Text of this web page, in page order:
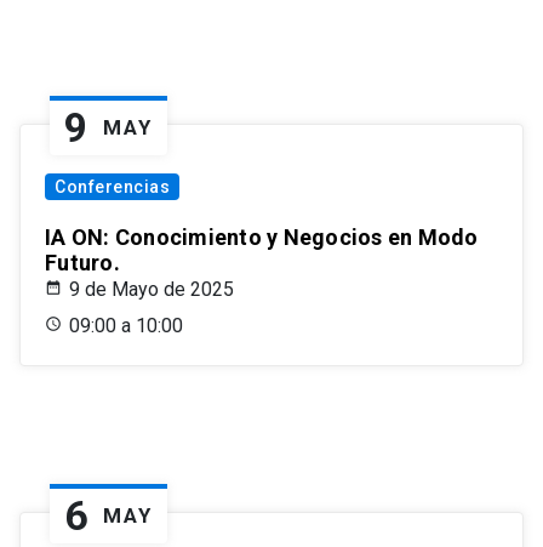
9 MAY
Conferencias
IA ON: Conocimiento y Negocios en Modo
Futuro.
9 de Mayo de 2025
09:00 a 10:00
6 MAY